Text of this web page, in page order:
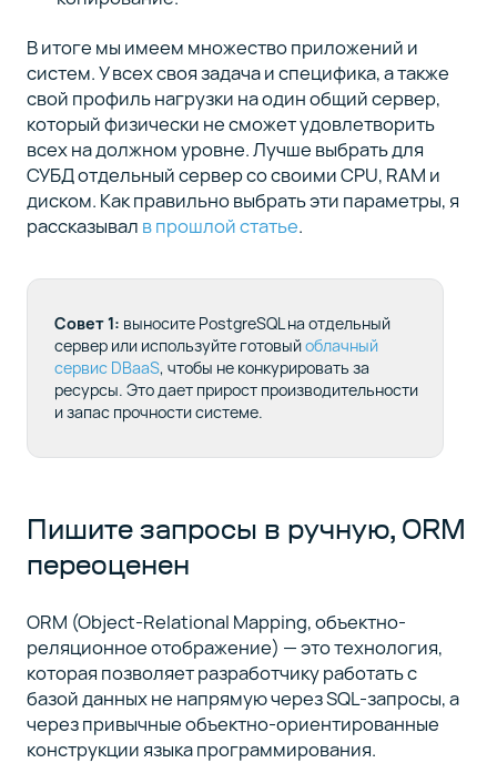
В итоге мы имеем множество приложений и
систем. У всех своя задача и специфика, а также
свой профиль нагрузки на один общий сервер,
который физически не сможет удовлетворить
всех на должном уровне. Лучше выбрать для
СУБД отдельный сервер со своими CPU, RAM и
диском. Как правильно выбрать эти параметры, я
рассказывал в прошлой статье.
Совет 1: выносите PostgreSQL на отдельный
сервер или используйте готовыйоблачный
сервис DBaaS, чтобы не конкурировать за
ресурсы. Это дает прирост производительности
и запас прочности системе.
Пишите запросы в ручную, ORM
переоценен
ORM (Object-Relational Mapping, объектно-
реляционное отображение) — это технология,
которая позволяет разработчику работать с
базой данных не напрямую через SQL-запросы, а
через привычные объектно-ориентированные
конструкции языка программирования.